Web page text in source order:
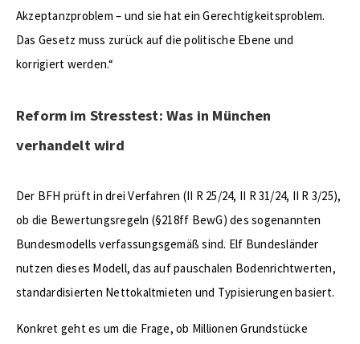
Akzeptanzproblem – und sie hat ein Gerechtigkeitsproblem.
Das Gesetz muss zurück auf die politische Ebene und
korrigiert werden.“
Reform im Stresstest: Was in München
verhandelt wird
Der BFH prüft in drei Verfahren (II R 25/24, II R 31/24, II R 3/25),
ob die Bewertungsregeln (§218ff BewG) des sogenannten
Bundesmodells verfassungsgemäß sind. Elf Bundesländer
nutzen dieses Modell, das auf pauschalen Bodenrichtwerten,
standardisierten Nettokaltmieten und Typisierungen basiert.
Konkret geht es um die Frage, ob Millionen Grundstücke